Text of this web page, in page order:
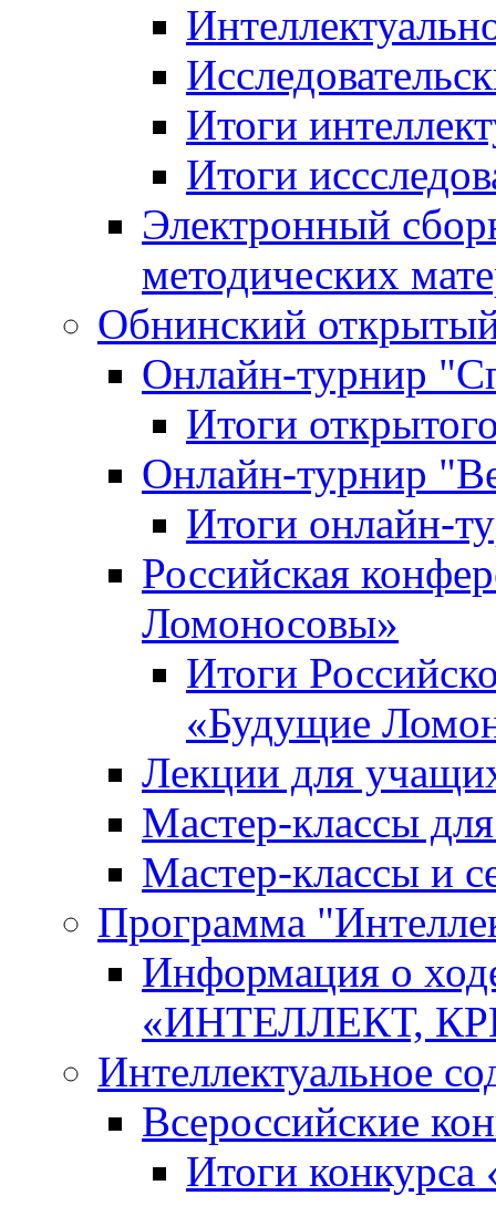
Итоги
Итоги
Электронный
методических
Обнинский
Онлайн-турнир
Итоги
Онлайн-турнир
Итоги онлайн-
Российская
Ломоносовы»
Итоги
«Будущие
Лекции для
Мастер-классы
Мастер-классы и
Программа
Информация о
«ИНТЕЛЛЕКТ,
Интеллектуальное
Всероссийские
Итоги конкурса